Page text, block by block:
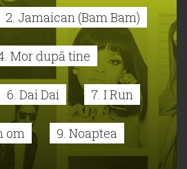
2. Jamaican (Bam Bam)
Mor după tine
6. Dai Dai 7. I Run
om 9. Noaptea